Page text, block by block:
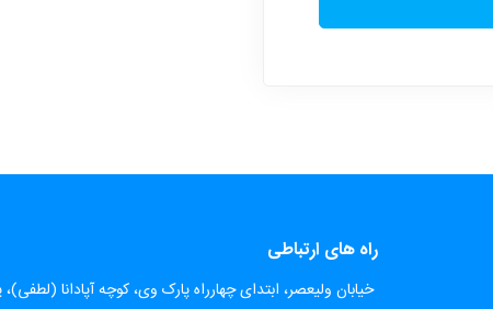
راه های ارتباطی
​خیابان ولیعصر، ابتدای چهارراه پارک وی، کوچه آپادانا (لطفی)،